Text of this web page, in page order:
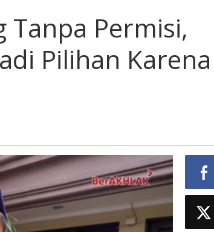
Tanpa Permisi,
Pilihan Karena